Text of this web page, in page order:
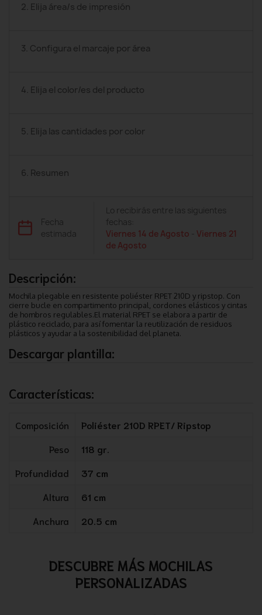
2. Elija área/s de impresión
3. Configura el marcaje por área
4. Elija el color/es del producto
5. Elija las cantidades por color
6. Resumen
Fecha
estimada
Lo recibirás entre las siguientes
fechas:
Viernes 14 de Agosto -Viernes 21
de Agosto
Descripción:
Mochila plegable en resistente poliéster RPET 210D y ripstop. Con
cierre bucle en compartimento principal, cordones elásticos y cintas
de hombros regulables.El material RPET se elabora a partir de
plástico reciclado, para así fomentar la reutilización de residuos
plásticos y ayudar a la sostenibilidad del planeta.
Descargar plantilla:
Características:
Composición
Poliéster 210D RPET/ Ripstop
Peso
118 gr.
Profundidad
37 cm
Altura
61 cm
Anchura
20.5 cm
DESCUBRE MÁS MOCHILAS
PERSONALIZADAS